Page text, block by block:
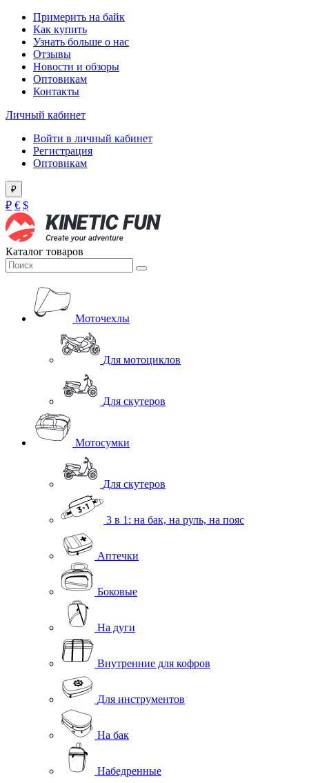
Примерить на байк
Как купить
Узнать больше о нас
Отзывы
Новости и обзоры
Оптовикам
Контакты
Личный кабинет
Войти в личный кабинет
Регистрация
Оптовикам
₽
₽ € $
Каталог товаров
Моточехлы
Для мотоциклов
Для скутеров
Мотосумки
Для скутеров
3 в 1: на бак, на руль, на пояс
Аптечки
Боковые
На дуги
Внутренние для кофров
Для инструментов
На бак
Набедренные